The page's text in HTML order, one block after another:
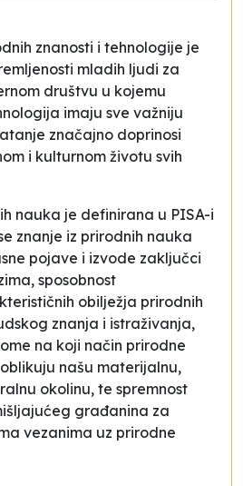
znanosti i tehnologije je
mladih ljudi za
društvu u kojemu
imaju sve važniju
značajno doprinosi
i kulturnom životu svih
nauka je definirana u PISA-i
znanje iz prirodnih nauka
pojave i izvode zaključci
sposobnost
obilježja prirodnih
znanja i istraživanja,
na koji način prirodne
našu materijalnu,
okolinu, te spremnost
građanina za
vezanima uz prirodne